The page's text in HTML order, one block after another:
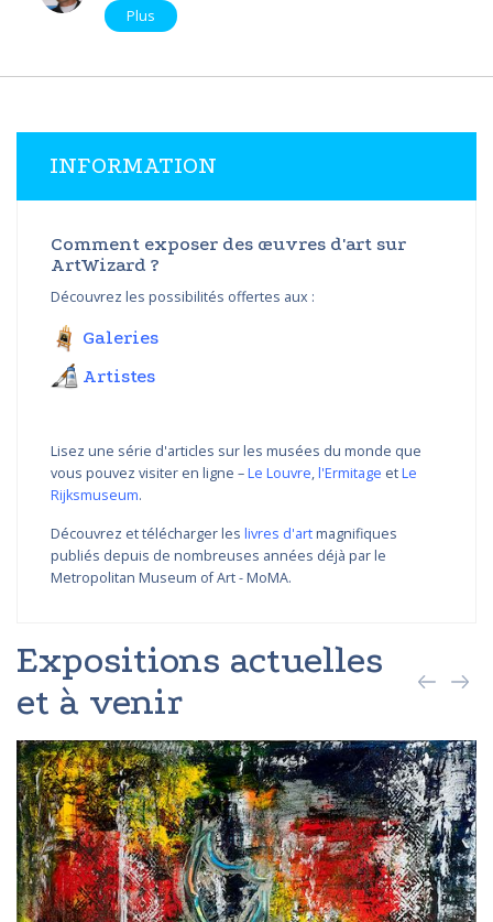
Plus
INFORMATION
Comment exposer des œuvres d'art sur
ArtWizard ?
Découvrez les possibilités offertes aux :
Galeries
Artistes
Lisez une série d'articles sur les musées du monde que
vous pouvez visiter en ligne –Le Louvre,l'Ermitage etLe
Rijksmuseum.
Découvrez et télécharger les livres d'artmagnifiques
publiés depuis de nombreuses années déjà par le
Metropolitan Museum of Art - MoMA.
Expositions actuelles
et à venir